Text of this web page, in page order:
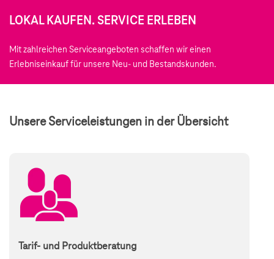
LOKAL KAUFEN. SERVICE ERLEBEN
Mit zahlreichen Serviceangeboten schaffen wir einen
Erlebniseinkauf für unsere Neu- und Bestandskunden.
Unsere Serviceleistungen in der Übersicht
Tarif- und Produktberatung